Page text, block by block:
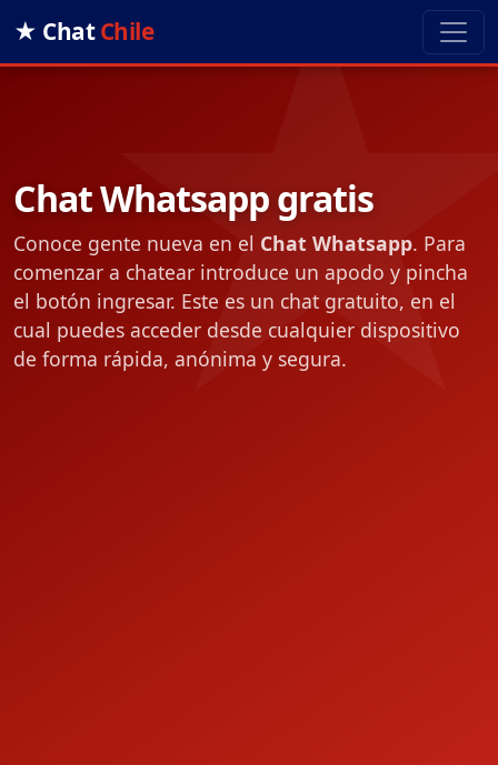
★ ChatChile
Chat Whatsapp gratis
Conoce gente nueva en el Chat Whatsapp. Para
comenzar a chatear introduce un apodo y pincha
el botón ingresar. Este es un chat gratuito, en el
cual puedes acceder desde cualquier dispositivo
de forma rápida, anónima y segura.